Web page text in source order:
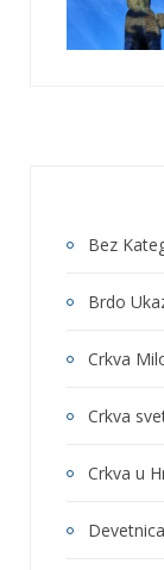
Bez
Brdo
Crkva
Crkva
Crkva u